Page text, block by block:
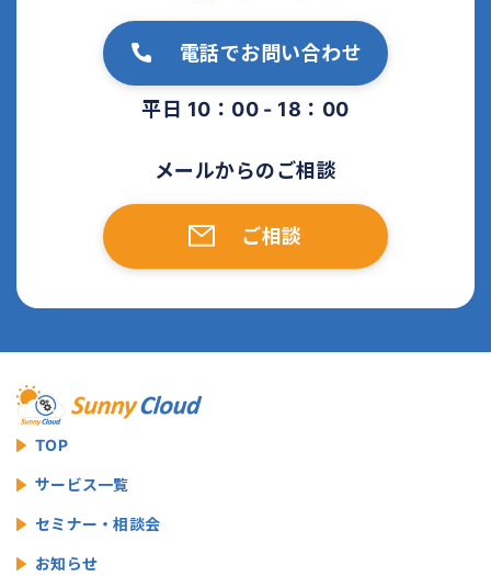
電話でお問い合わせ
平日 10：00 - 18：00
メールからのご相談
ご相談
TOP
サービス一覧
セミナー・相談会
お知らせ